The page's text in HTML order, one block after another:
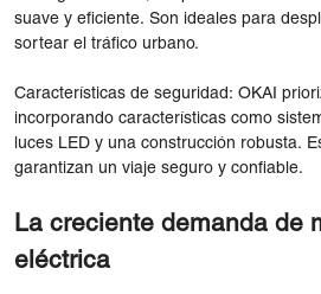
suave y eficiente. Son ideales para
sortear el tráfico urbano.
Características de seguridad: OKAI
incorporando características como
luces LED y una construcción robusta.
garantizan un viaje seguro y confiable.
La creciente demanda de
eléctrica